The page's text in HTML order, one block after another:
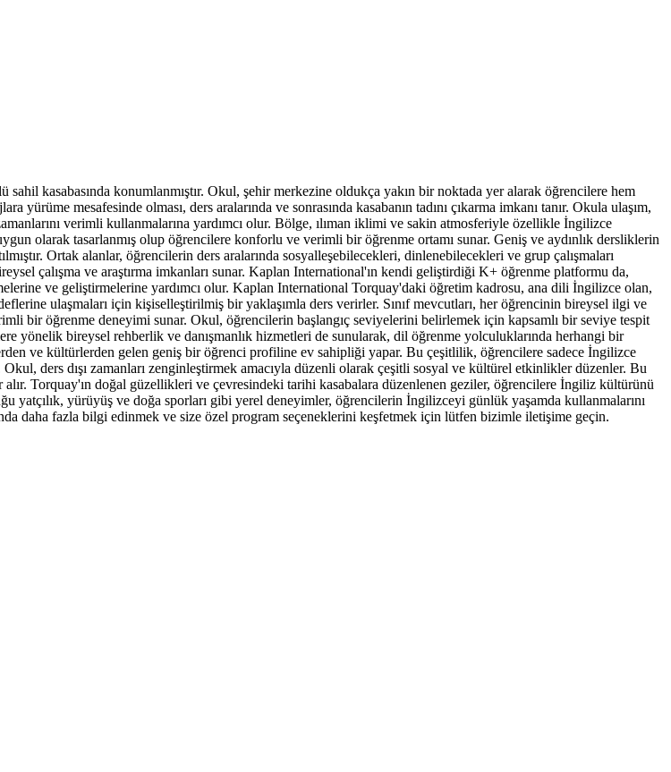
kasabasında konumlanmıştır. Okul, şehir merkezine oldukça yakın bir noktada yer alarak öğrencilere hem
mesafesinde olması, ders aralarında ve sonrasında kasabanın tadını çıkarma imkanı tanır. Okula ulaşım,
verimli kullanmalarına yardımcı olur. Bölge, ılıman iklimi ve sakin atmosferiyle özellikle İngilizce
olarak tasarlanmış olup öğrencilere konforlu ve verimli bir öğrenme ortamı sunar. Geniş ve aydınlık dersliklerin
Ortak alanlar, öğrencilerin ders aralarında sosyalleşebilecekleri, dinlenebilecekleri ve grup çalışmaları
çalışma ve araştırma imkanları sunar. Kaplan International'ın kendi geliştirdiği K+ öğrenme platformu da,
ve geliştirmelerine yardımcı olur. Kaplan International Torquay'daki öğretim kadrosu, ana dili İngilizce olan,
ulaşmaları için kişiselleştirilmiş bir yaklaşımla ders verirler. Sınıf mevcutları, her öğrencinin bireysel ilgi ve
bir öğrenme deneyimi sunar. Okul, öğrencilerin başlangıç seviyelerini belirlemek için kapsamlı bir seviye tespit
yönelik bireysel rehberlik ve danışmanlık hizmetleri de sunularak, dil öğrenme yolculuklarında herhangi bir
ve kültürlerden gelen geniş bir öğrenci profiline ev sahipliği yapar. Bu çeşitlilik, öğrencilere sadece İngilizce
ders dışı zamanları zenginleştirmek amacıyla düzenli olarak çeşitli sosyal ve kültürel etkinlikler düzenler. Bu
Torquay'ın doğal güzellikleri ve çevresindeki tarihi kasabalara düzenlenen geziler, öğrencilere İngiliz kültürünü
yatçılık, yürüyüş ve doğa sporları gibi yerel deneyimler, öğrencilerin İngilizceyi günlük yaşamda kullanmalarını
daha fazla bilgi edinmek ve size özel program seçeneklerini keşfetmek için lütfen bizimle iletişime geçin.